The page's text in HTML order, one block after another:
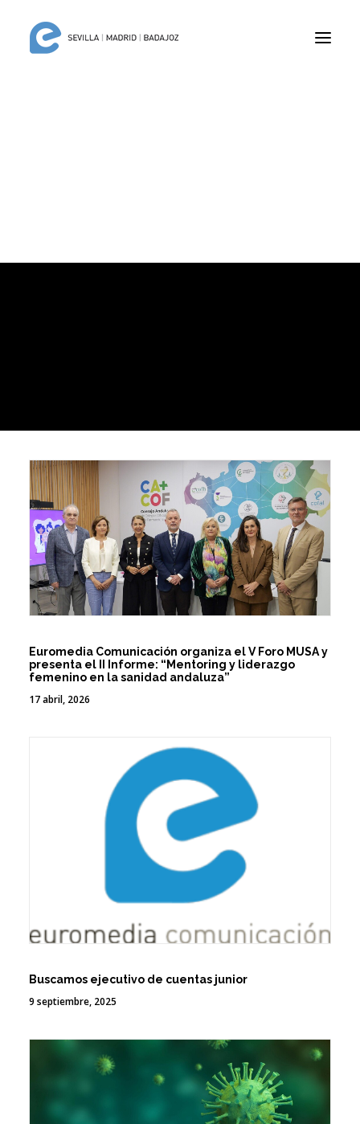
Euromedia Comunicación organiza el V Foro MUSA y
presenta el II Informe: “Mentoring y liderazgo
femenino en la sanidad andaluza”
17 abril, 2026
Buscamos ejecutivo de cuentas junior
9 septiembre, 2025